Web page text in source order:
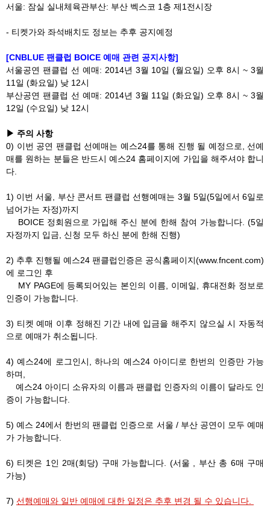
서울: 잠실 실내체육관부산: 부산 벡스코 1층 제1전시장
- 티켓가와 좌석배치도 정보는 추후 공지예정
[CNBLUE 팬클럽 BOICE 예매 관련 공지사항]
서울공연 팬클럽 선 예매: 2014년 3월 10일 (월요일) 오후 8시 ~ 3월
11일 (화요일) 낮 12시
부산공연 팬클럽 선 예매: 2014년 3월 11일 (화요일) 오후 8시 ~ 3월
12일 (수요일) 낮 12시
▶ 주의 사항
0) 이번 공연 팬클럽 선예매는 예스24를 통해 진행 될 예정으로, 선예
매를 원하는 분들은 반드시 예스24 홈페이지에 가입을 해주셔야 합니
다.
1) 이번 서울, 부산 콘서트 팬클럽 선행예매는 3월 5일(5일에서 6일로
넘어가는 자정)까지
BOICE 정회원으로 가입해 주신 분에 한해 참여 가능합니다. (5일
자정까지 입금, 신청 모두 하신 분에 한해 진행)
2) 추후 진행될 예스24 팬클럽인증은 공식홈페이지(www.fncent.com)
에 로그인 후
MY PAGE에 등록되어있는 본인의 이름, 이메일, 휴대전화 정보로
인증이 가능합니다.
3) 티켓 예매 이후 정해진 기간 내에 입금을 해주지 않으실 시 자동적
으로 예매가 취소됩니다.
4) 예스24에 로그인시, 하나의 예스24 아이디로 한번의 인증만 가능
하며,
예스24 아이디 소유자의 이름과 팬클럽 인증자의 이름이 달라도 인
증이 가능합니다.
5) 예스 24에서 한번의 팬클럽 인증으로 서울 / 부산 공연이 모두 예매
가 가능합니다.
6) 티켓은 1인 2매(회당) 구매 가능합니다. (서울 , 부산 총 6매 구매
가능)
7) 선행예매와 일반 예매에 대한 일정은 추후 변경 될 수 있습니다.